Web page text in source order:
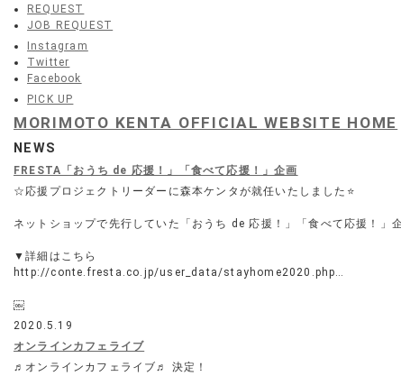
REQUEST
JOB REQUEST
Instagram
Twitter
Facebook
PICK UP
MORIMOTO KENTA OFFICIAL WEBSITE HOME
NEWS
FRESTA「おうち de 応援！」「食べて応援！」企画
☆応援プロジェクトリーダーに森本ケンタが就任いたしました⭐
ネットショップで先行していた「おうち de 応援！」「食べて応援！」
▼詳細はこちら
http://conte.fresta.co.jp/user_data/stayhome2020.php…
￼
2020.5.19
オンラインカフェライブ
♬オンラインカフェライブ♬ 決定！